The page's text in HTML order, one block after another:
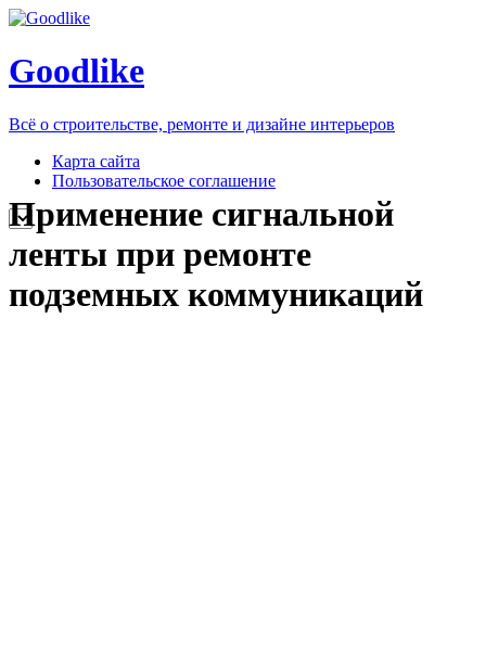
Goodlike
Всё о строительстве, ремонте и дизайне интерьеров
Карта сайта
Пользовательское соглашение
Применение сигнальной
ленты при ремонте
подземных коммуникаций